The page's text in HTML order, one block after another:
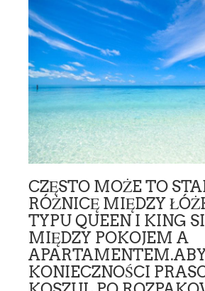
CZĘSTO MOŻE TO
RÓŻNICĘ MIĘDZY
TYPU QUEEN I KING
MIĘDZY POKOJEM A
KONIECZNOŚCI